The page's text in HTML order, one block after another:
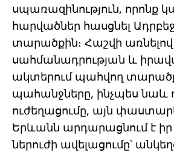
սպառազինություն, որոնք
հարվածներ հասցնել
տարածքին։ Հաշվի
սահմանադրության և
ակտերում պահվող
պահանջները, ինչպես նաև
ուժեղացումը, այն
Երևանն արդարացնում է
ներուժի ավելացումը՝